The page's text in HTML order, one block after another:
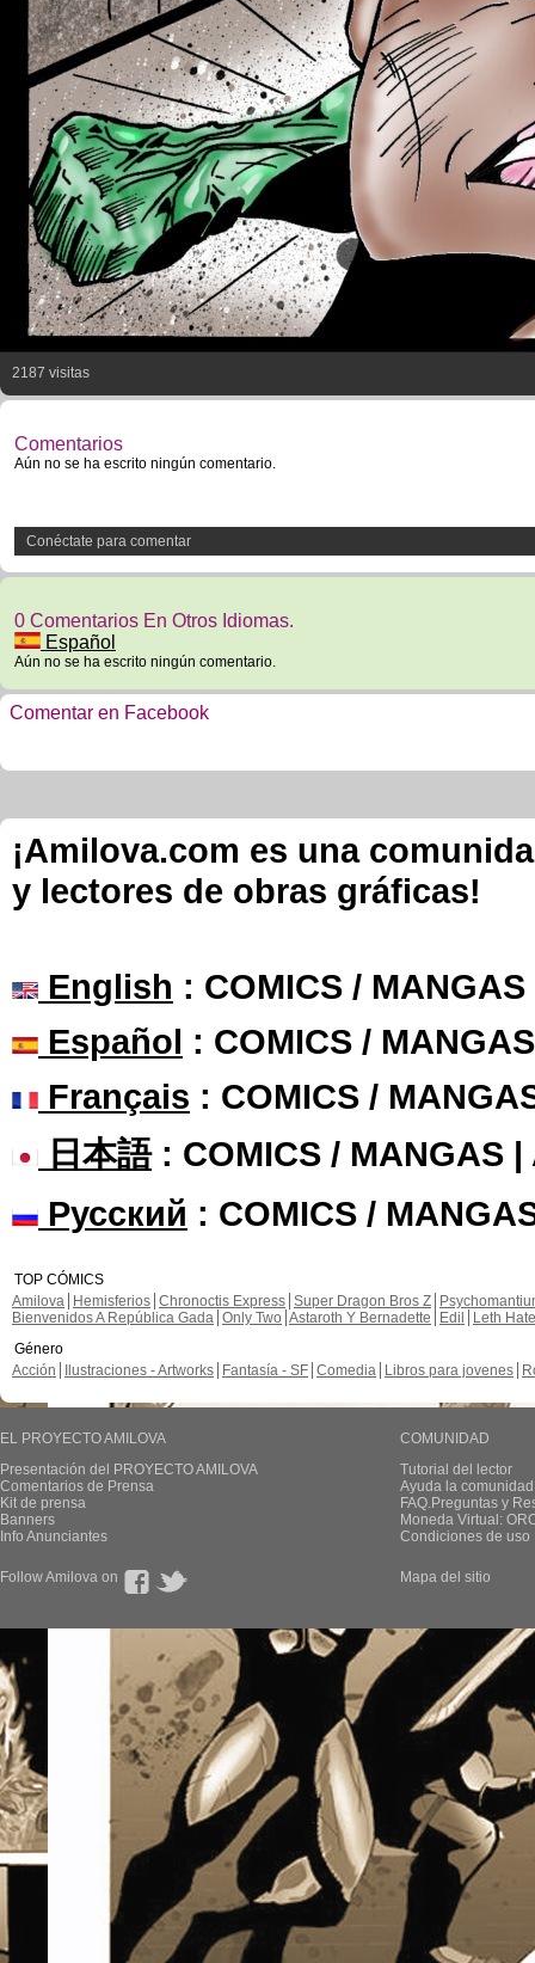
2187 visitas
Comentarios
Aún no se ha escrito ningún comentario.
Conéctate para comentar
0 Comentarios En Otros Idiomas.
Español
Aún no se ha escrito ningún comentario.
Comentar en Facebook
¡Amilova.com es una
y lectores de obras gráficas!
English : COMICS /
Español : COMICS /
Français : COMICS /
日本語: COMICS / MANGAS |
Русский : COMICS /
TOP CÓMICS
Amilova
Hemisferios Chronoctis Express Super Dragon Bros Z
Bienvenidos A República Gada Only Two Astaroth Y Bernadette Edil
Leth Hate
Género
Acción
Ilustraciones - Artworks Fantasía - SF Comedia Libros para jovenes
EL PROYECTO AMILOVA
Presentación del PROYECTO AMILOVA
Comentarios de Prensa
Kit de prensa
Banners
Info Anunciantes
COMUNIDAD
Tutorial del lector
Ayuda la
FAQ.Preguntas y
Moneda Virtual:
Condiciones de uso
Follow Amilova on Mapa del sitio